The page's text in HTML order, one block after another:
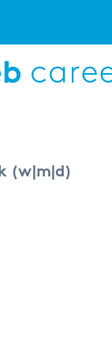
(w|m|d)